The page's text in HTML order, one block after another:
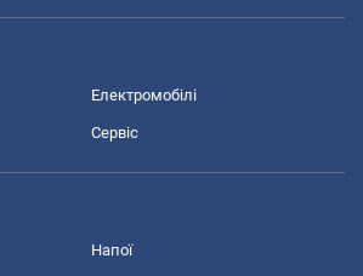
Електромобілі
Сервіс
Напої